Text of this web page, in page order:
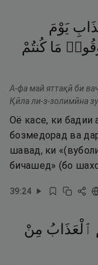
يَوْمَ
مَا كُنتُمْ
А-фа май яттақӣ би
Қӣла ли-з-золимӣна
Оё касе, ки бадии
бозмедорад ва
шавад, ки
бичашед» (бо
39:24
ٱلْعَذَابُ مِنْ